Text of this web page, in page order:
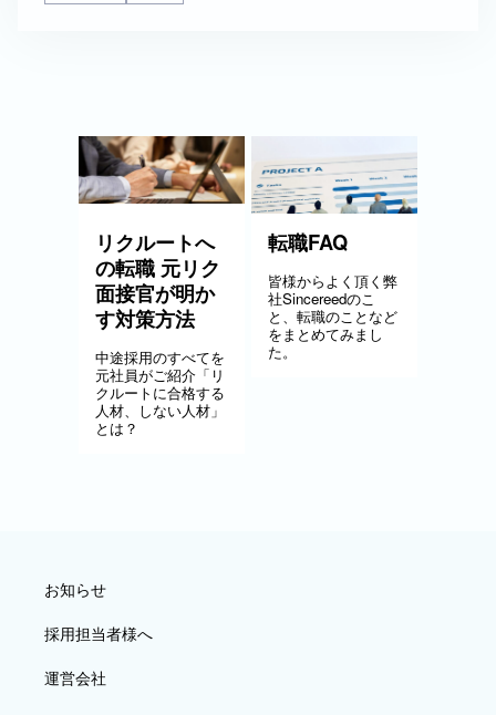
リクルートへ
の転職 元リク
面接官が明か
す対策方法
中途採用のすべてを
元社員がご紹介「リ
クルートに合格する
人材、しない人材」
とは？
転職FAQ
皆様からよく頂く弊
社Sincereedのこ
と、転職のことなど
をまとめてみまし
た。
お知らせ
採用担当者様へ
運営会社